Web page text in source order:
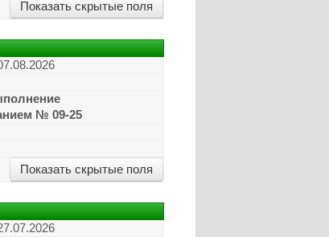
Показать скрытые поля
№ 09-25
Показать скрытые поля